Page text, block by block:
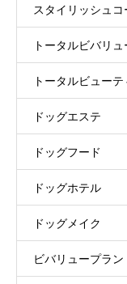
スタイリッシュコ
トータルビバリュ
トータルビューテ
ドッグエステ
ドッグフード
ドッグホテル
ドッグメイク
ビバリュープラン